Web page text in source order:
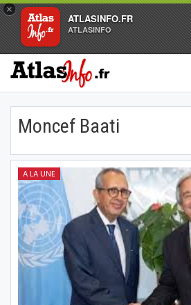
×
ATLASINFO.FR
ATLASINFO
Moncef Baati
A LA UNE